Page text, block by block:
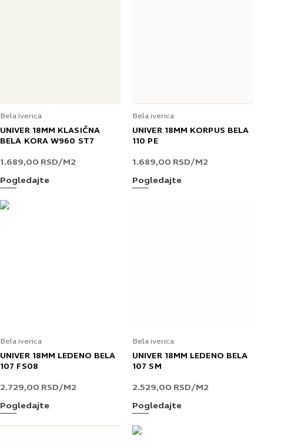
Bela iverica
UNIVER 18MM KLASIČNA
BELA KORA W960 ST7
1.689,00 RSD/M2
Pogledajte
Bela iverica
UNIVER 18MM KORPUS BELA
110 PE
1.689,00 RSD/M2
Pogledajte
Bela iverica
UNIVER 18MM LEDENO BELA
107 FS08
2.729,00 RSD/M2
Pogledajte
Bela iverica
UNIVER 18MM LEDENO BELA
107 SM
2.529,00 RSD/M2
Pogledajte